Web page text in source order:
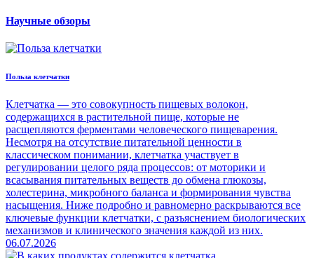
Научные обзоры
Польза клетчатки
Клетчатка — это совокупность пищевых волокон,
содержащихся в растительной пище, которые не
расщепляются ферментами человеческого пищеварения.
Несмотря на отсутствие питательной ценности в
классическом понимании, клетчатка участвует в
регулировании целого ряда процессов: от моторики и
всасывания питательных веществ до обмена глюкозы,
холестерина, микробного баланса и формирования чувства
насыщения. Ниже подробно и равномерно раскрываются все
ключевые функции клетчатки, с разъяснением биологических
механизмов и клинического значения каждой из них.
06.07.2026